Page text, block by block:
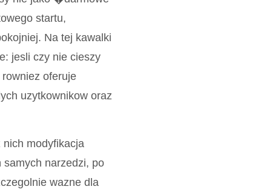
startu,
Na tej kawalki
jesli czy nie cieszy
oferuje
uzytkownikow oraz
modyfikacja
narzedzi, po
wazne dla